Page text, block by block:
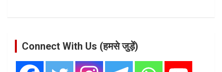
Connect With Us (हमसे जुड़ें)